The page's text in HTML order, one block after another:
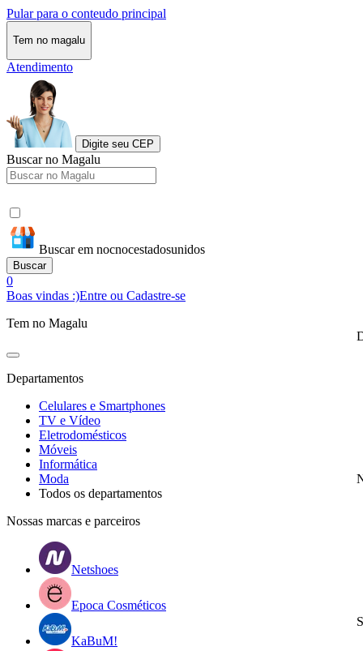
Pular para o conteudo principal
Tem no magalu
Atendimento
Digite seu CEP
Buscar no Magalu
Buscar em nocnocestadosunidos
Buscar
0
Boas vindas :)Entre ou Cadastre-se
Tem no Magalu
Departamentos
Celulares e Smartphones
TV e Vídeo
Eletrodomésticos
Móveis
Informática
Moda
Todos os departamentos
Nossas marcas e parceiros
Netshoes
Epoca Cosméticos
KaBuM!